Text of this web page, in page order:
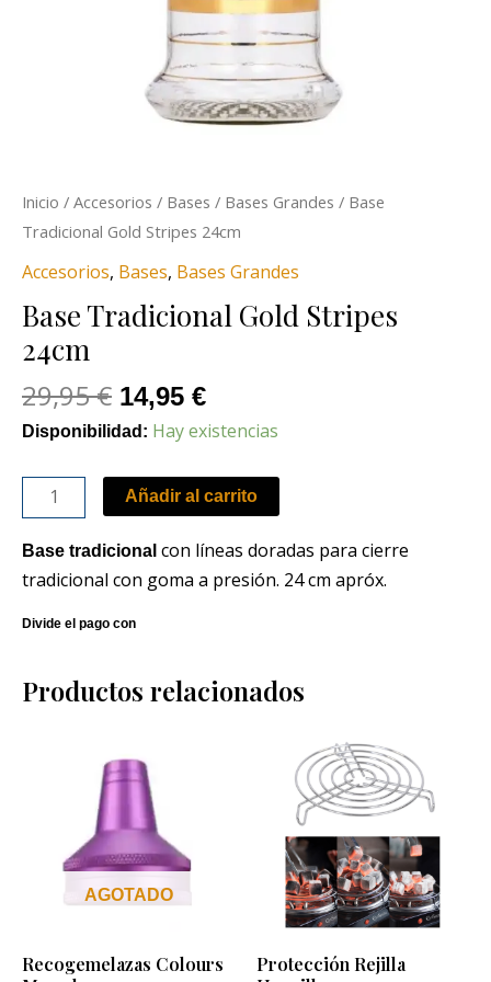
Inicio / Accesorios / Bases / Bases Grandes / Base
Tradicional Gold Stripes 24cm
Accesorios, Bases, Bases Grandes
Base Tradicional Gold Stripes
24cm
29,95€ 14,95 €
Disponibilidad: Hay existencias
Añadir al carrito
Base tradicional con líneas doradas para cierre
tradicional con goma a presión. 24 cm apróx.
Productos relacionados
AGOTADO
Recogemelazas Colours
Protección Rejilla